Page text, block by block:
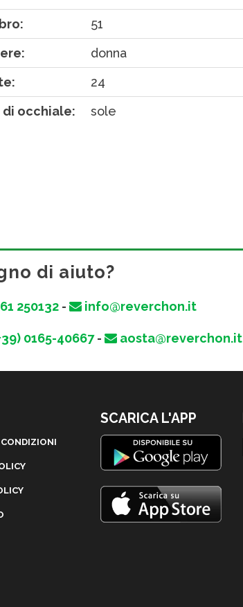
51
donna
24
occhiale:
sole
di aiuto?
250132 - info@reverchon.it
0165-40667 - aosta@reverchon.it
SCARICA L'APP